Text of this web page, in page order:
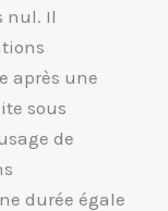
nul. Il
après une
sous
de
durée égale